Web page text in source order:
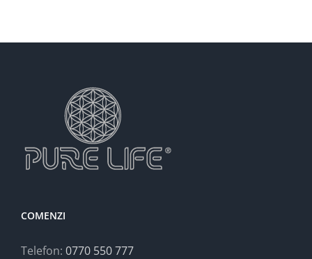
COMENZI
Telefon: 0770 550 777